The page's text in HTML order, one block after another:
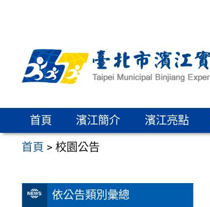
區
首頁 濱江簡介 濱江亮點
首頁 >校園公告
依公告類別彙總